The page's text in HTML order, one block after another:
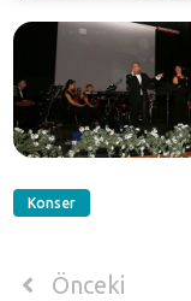
Konser
Önceki